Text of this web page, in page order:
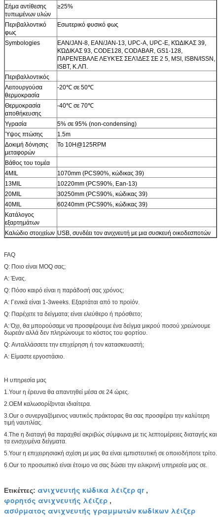
Σήμα αντίθεσης
τυπωμένων υλών
≥25%
Περιβαλλοντικό
φως
Εσωτερικό φυσικό φως
Symbologies
EAN/JAN-8, EAN/JAN-13, UPC-Α, UPC-Ε, ΚΏΔΙΚΑΣ 39,
ΚΏΔΙΚΑΣ 93, CODE128, CODABAR, GS1-128,
ΠΑΡΕΝΈΒΑΛΕ ΛΕΥΚΈΣ ΣΕΛΊΔΕΣ ΣΕ 2 5, MSI, ISBN/ISSN,
ISBT, Κ.ΛΠ.
Περιβαλλοντικός
Λειτουργούσα
θερμοκρασία
-20℃ σε 50℃
Θερμοκρασία
αποθήκευσης
-40℃ σε 70℃
Υγρασία
5% σε 95% (non-condensing)
Ύψος πτώσης
1.5m
Δοκιμή δόνησης
μεταφορών
Το 10H@125RPM
Βάθος του τομέα
4MIL
1070mm (PCS90%, κώδικας 39)
13MIL
10220mm (PCS90%, Ean-13)
20MIL
30250mm (PCS90%, κώδικας 39)
40MIL
60240mm (PCS90%, κώδικας 39)
Κατάλογος
εξαρτημάτων
Καλώδιο στοιχείων USB, συνδέει τον ανιχνευτή με μια συσκευή οικοδεσποτών
FAQ
Q: Ποιο είναι MOQ σας;
Α: Ένας.
Q: Πόσο καιρό είναι η παράδοσή σας χρόνος;
Α: Γενικά είναι 1-3weeks. Εξαρτάται από το προϊόν.
Q: Παρέχετε τα δείγματα; είναι ελεύθερο ή πρόσθετο;
Α: Όχι, θα μπορούσαμε να προσφέρουμε ένα δείγμα μικρού ποσού χρεώνουμε
δωρεάν αλλά δεν πληρώνουμε το κόστος του φορτίου.
Q: Ανταλλάσσετε την επιχείρηση ή τον κατασκευαστή;
Α: Είμαστε εργοστάσιο.
Η υπηρεσία μας
1.Your η έρευνα θα απαντηθεί μέσα σε 24 ώρες.
2.OEM καλωσορίζονται ιδιαίτερα.
3.Our ο συνεργαζόμενος ναυτικός πράκτορας θα σας προσφέρει την καλύτερη
τιμή ναυτιλίας.
4.The η διαταγή θα παραχθεί ακριβώς σύμφωνα με τις λεπτομέρειες διαταγής και
τα ενισχυμένα δείγματα.
5.Your η επιχειρησιακή σχέση με μας θα είναι εμπιστευτική σε οποιοδήποτε τρίτο.
6.Our το προσωπικό είναι έτοιμο να σας δώσει την ειλικρινή υπηρεσία μας σε.
Ετικέττες: ανιχνευτής κώδικα λέιζερ qr,
φορητός ανιχνευτής λέιζερ ,
ασύρματος ανιχνευτής γραμμωτών κωδίκων λέιζερ